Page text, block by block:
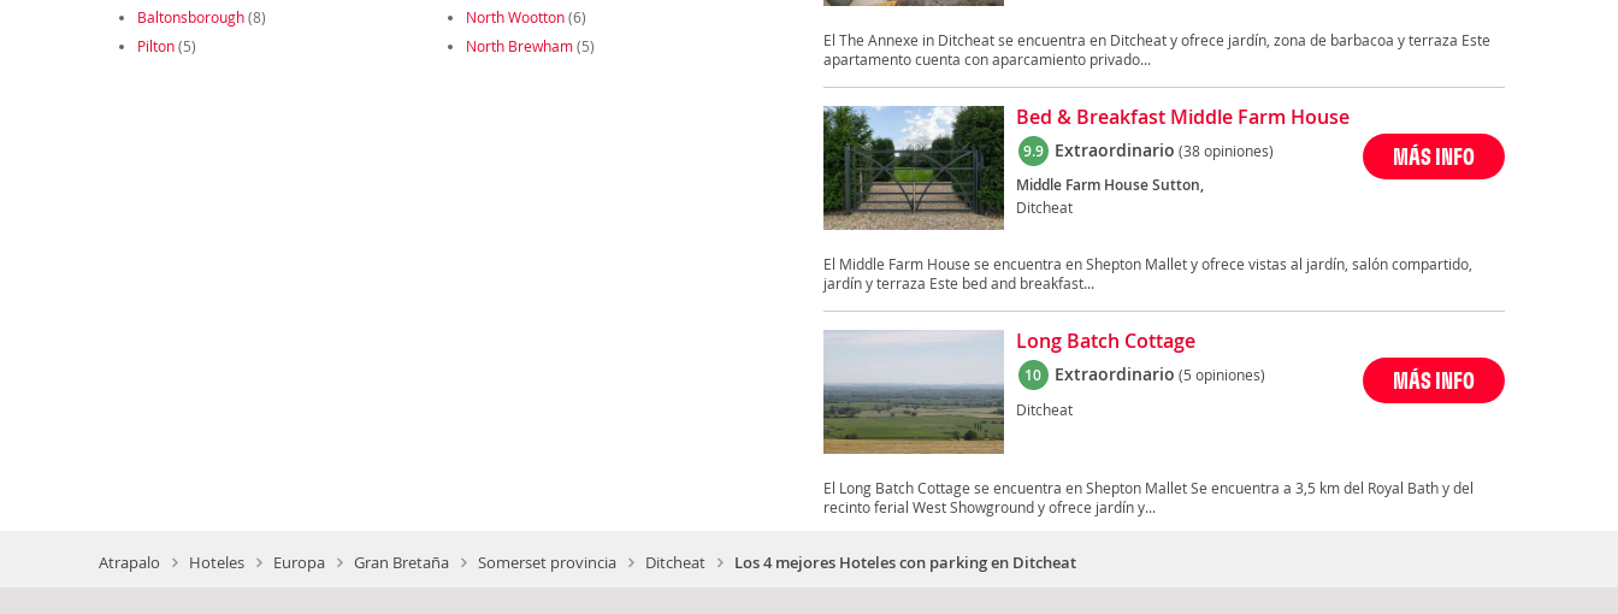
Baltonsborough(8) North Wootton(6)
Pilton(5) North Brewham(5)
El The Annexe in Ditcheat se encuentra en Ditcheat y ofrece jardín, zona de barbacoa y terraza Este
apartamento cuenta con aparcamiento privado...
Bed & Breakfast Middle Farm House
9.9 Extraordinario (38 opiniones)
Middle Farm House Sutton,
Ditcheat
MÁS INFO
El Middle Farm House se encuentra en Shepton Mallet y ofrece vistas al jardín, salón compartido,
jardín y terraza Este bed and breakfast...
Long Batch Cottage
10 Extraordinario (5 opiniones)
Ditcheat
MÁS INFO
El Long Batch Cottage se encuentra en Shepton Mallet Se encuentra a 3,5 km del Royal Bath y del
recinto ferial West Showground y ofrece jardín y...
Atrapalo Hoteles Europa Gran Bretaña Somerset provincia Ditcheat Los 4 mejores Hoteles con parking en Ditcheat